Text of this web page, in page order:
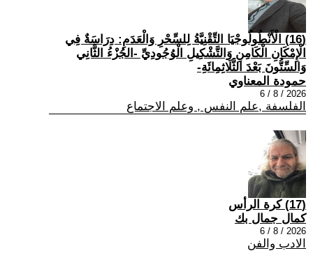
(16) الْأَنْطُولُوجْيَا التِّقْنِيَّةُ لِلسِّحْرِ وَالْعَدَمِ: دِرَاسَةٌ فِي
الْإِمْكَانِ الْكَامِنِ وَالتَّشْكِيلِ الْوُجُودِيِّ -الجُزْءُ الثَّانِي
وَالسِّتُّونَ بَعْدَ الثَّلَاثِمِائَةِ-
حمودة المعناوي
2026 / 8 / 6
الفلسفة ,علم النفس , وعلم الاجتماع
(17) كرة الرأس
كمال جمال بك
2026 / 8 / 6
الادب والفن